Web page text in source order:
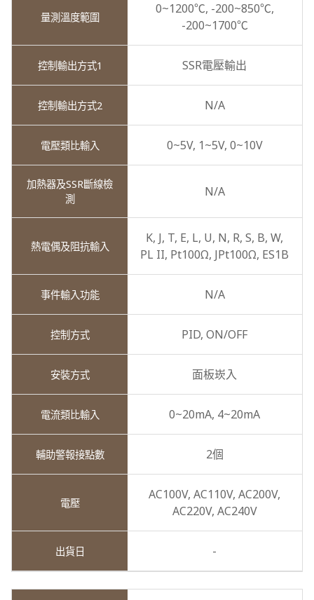
0~1200℃, -200~850℃,
-200~1700℃
SSR電壓輸出
N/A
0~5V, 1~5V, 0~10V
N/A
K, J, T, E, L, U, N, R,S, B,W,
PL II, Pt100Ω, JPt100Ω, ES1B
N/A
PID,ON/OFF
面板崁入
0~20mA, 4~20mA
2個
AC100V,AC110V,AC200V,
AC220V, AC240V
-